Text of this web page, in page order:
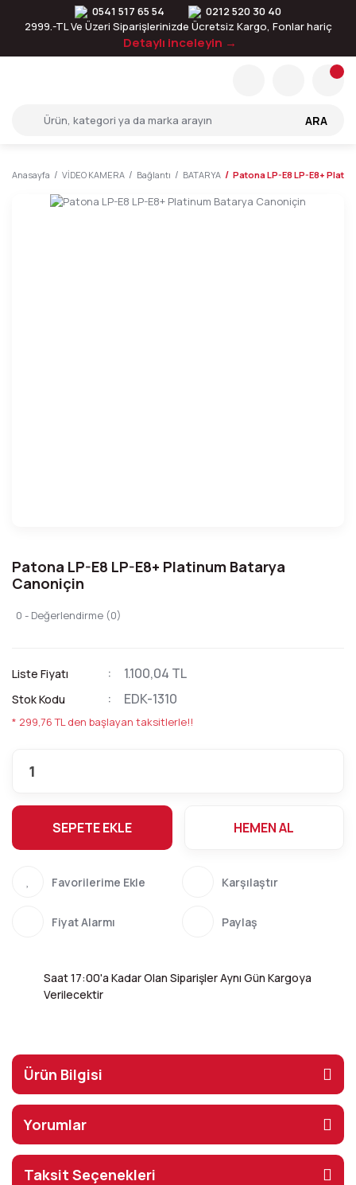
0541 517 65 54
0212 520 30 40
2999.-TL Ve Üzeri Siparişlerinizde Ücretsiz Kargo, Fonlar hariç
Detaylı inceleyin →
ARA
Anasayfa VİDEO KAMERA Bağlantı BATARYA Patona LP-E8 LP-E8+
Patona LP-E8 LP-E8+ Platinum Batarya
Canoniçin
0 - Değerlendirme (0)
Liste Fiyatı 1.100,04 TL
Stok Kodu EDK-1310
* 299,76 TL den başlayan taksitlerle!!
SEPETE EKLE HEMEN AL
Karşılaştır
Fiyat Alarmı Paylaş
Saat 17:00'a Kadar Olan Siparişler Aynı Gün Kargoya
Verilecektir
Ürün Bilgisi
Yorumlar
Taksit Seçenekleri